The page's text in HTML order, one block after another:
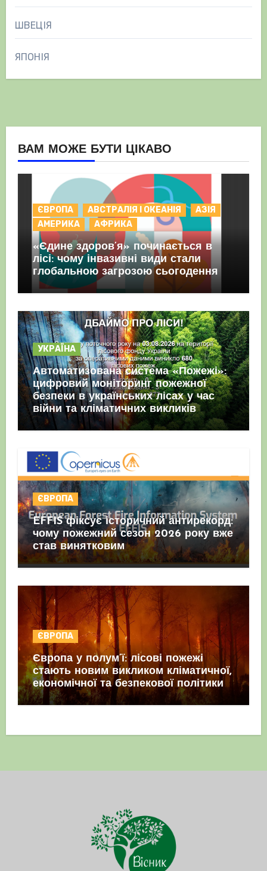
ШВЕЦІЯ
ЯПОНІЯ
ВАМ МОЖЕ БУТИ ЦІКАВО
ЄВРОПА АВСТРАЛІЯ І ОКЕАНІЯ
АЗІЯ
АМЕРИКА
АФРИКА
«Єдине здоров’я» починається в
лісі: чому інвазивні види стали
глобальною загрозою сьогодення
УКРАЇНА
Автоматизована система «Пожежі»:
цифровий моніторинг пожежної
безпеки в українських лісах у час
війни та кліматичних викликів
ЄВРОПА
EFFIS фіксує історичний антирекорд:
чому пожежний сезон 2026 року вже
став винятковим
ЄВРОПА
Європа у полум’ї: лісові пожежі
стають новим викликом кліматичної,
економічної та безпекової політики